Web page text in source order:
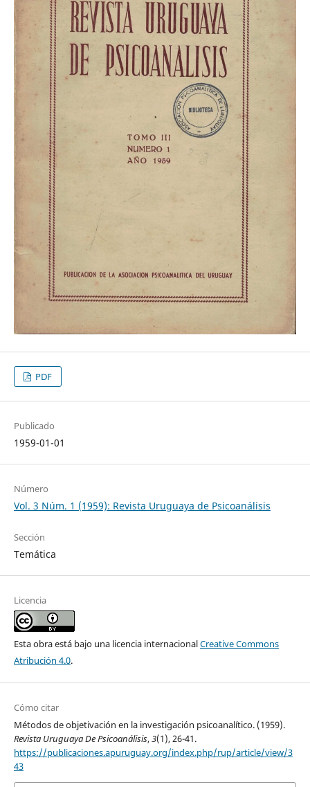
PDF
Publicado
1959-01-01
Número
Vol. 3 Núm. 1 (1959): Revista Uruguaya de Psicoanálisis
Sección
Temática
Licencia
Esta obra está bajo una licencia internacionalCreative Commons
Atribución 4.0.
Cómo citar
Métodos de objetivación en la investigación psicoanalítico. (1959).
Revista Uruguaya De Psicoanálisis,3(1), 26-41.
https://publicaciones.apuruguay.org/index.php/rup/article/view/3
43